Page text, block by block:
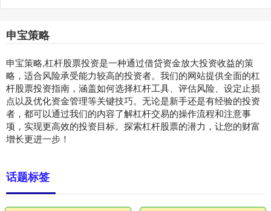
申宝策略
申宝策略,杠杆股票投资是一种通过借贷资金放大投资收益的策
略，适合风险承受能力较高的投资者。我们的网站提供全面的杠
杆股票投资指南，涵盖如何选择杠杆工具、评估风险、设定止损
点以及优化资金管理等关键技巧。无论是新手还是有经验的投资
者，都可以通过我们的内容了解杠杆交易的操作流程和注意事
项，实现更高效的投资目标。探索杠杆股票的潜力，让您的财富
增长更进一步！
话题标签